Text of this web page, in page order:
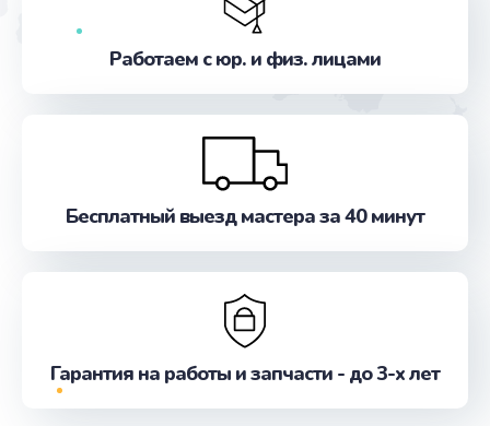
Чистка сотового телефона
Ремонт цепи питания
от 700 руб.
Замена материнской платы
Заказать
Замена микрофона
от 500 руб.
Работаем с юр. и физ. лицами
Бесплатный выезд мастера за 40 минут
Гарантия на работы и запчасти - до 3-х лет